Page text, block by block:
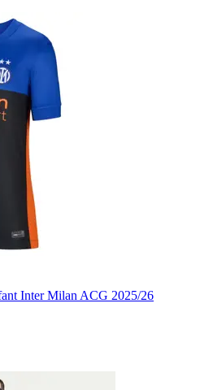
Inter Milan ACG 2025/26